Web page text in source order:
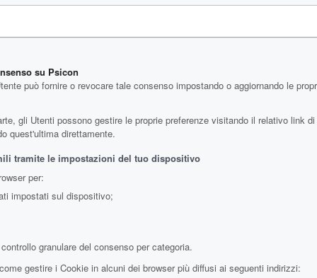
su Psicon
può fornire o revocare tale consenso impostando o aggiornando le
gli Utenti possono gestire le proprie preferenze visitando il relativo link
quest'ultima direttamente.
tramite le impostazioni del tuo dispositivo
per:
impostati sul dispositivo;
granulare del consenso per categoria.
gestire i Cookie in alcuni dei browser più diffusi ai seguenti indirizzi: